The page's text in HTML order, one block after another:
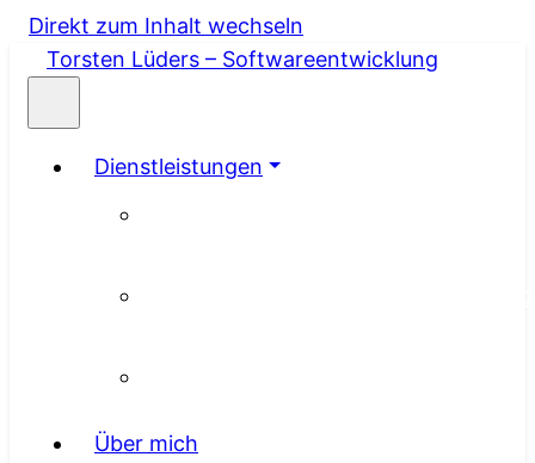
Skip
to
Direkt zum Inhalt wechseln
Hauptnavigation
Torsten Lüders – Softwareentwicklung
Dienstleistungen
Über mich